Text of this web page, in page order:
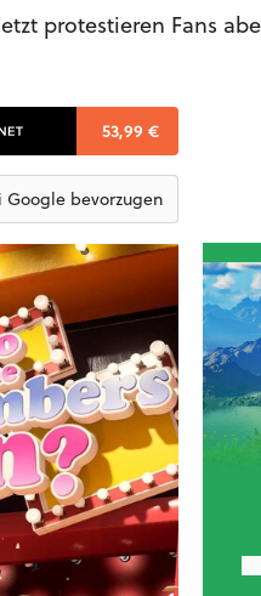
protestieren Fans
53,99 €
bevorzugen